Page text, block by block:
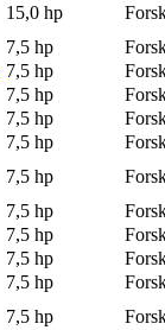
15,0 hp
7,5 hp
7,5 hp
7,5 hp
7,5 hp
7,5 hp
7,5 hp
7,5 hp
7,5 hp
7,5 hp
7,5 hp
7,5 hp